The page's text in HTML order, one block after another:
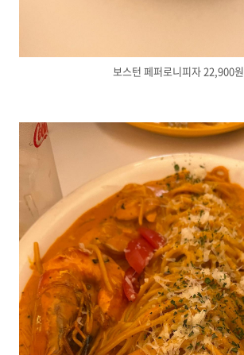
보스턴 페퍼로니피자 22,900원